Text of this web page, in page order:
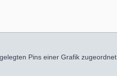
Pins einer Grafik zugeordnet.